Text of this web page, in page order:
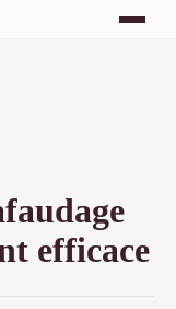
efficace